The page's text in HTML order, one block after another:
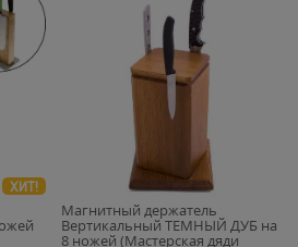
ХИТ!
Магнитный держатель
Вертикальный ТЕМНЫЙ ДУБ на
8 ножей (Мастерская дяди